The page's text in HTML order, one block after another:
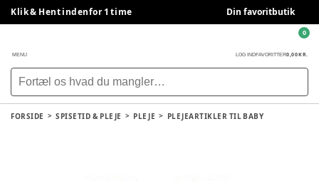
Klik & Hent indenfor 1 time Din favoritbutik
MENU LOG INDFAVORITTER0,00 KR.
0
FORSIDE SPISETID & PLEJE PLEJE PLEJEARTIKLER TIL BABY